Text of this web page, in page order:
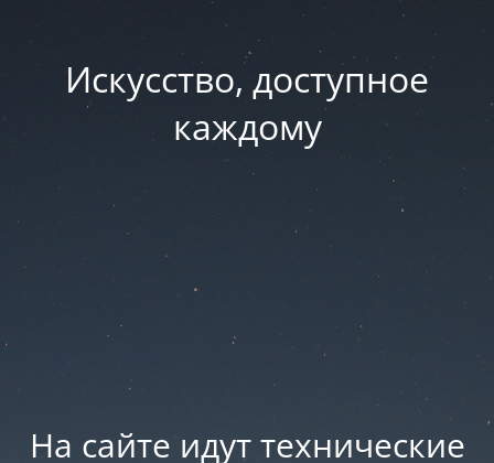
Искусство, доступное
каждому
На сайте идут технические